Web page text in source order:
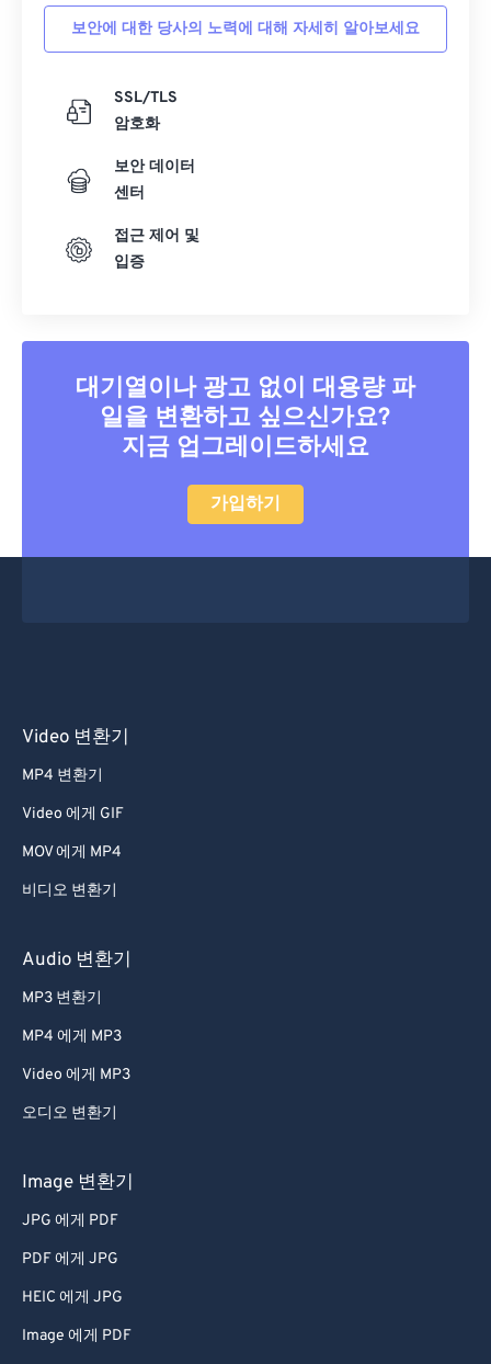
보안에 대한 당사의 노력에 대해 자세히 알아보세요
SSL/TLS
암호화
보안 데이터
센터
접근 제어 및
입증
대기열이나 광고 없이 대용량 파
일을 변환하고 싶으신가요?
지금 업그레이드하세요
가입하기
Video 변환기
MP4 변환기
Video 에게 GIF
MOV 에게 MP4
비디오 변환기
Audio 변환기
MP3 변환기
MP4 에게 MP3
Video 에게 MP3
오디오 변환기
Image 변환기
JPG 에게 PDF
PDF 에게 JPG
HEIC 에게 JPG
Image 에게 PDF